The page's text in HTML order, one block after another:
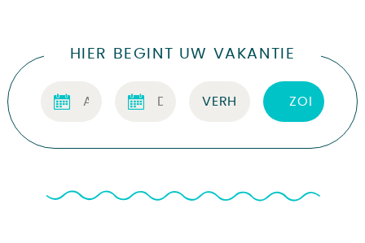
HIER BEGINT UW VAKANTIE